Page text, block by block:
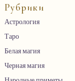
Рубрики
Астрология
Таро
Белая магия
Черная магия